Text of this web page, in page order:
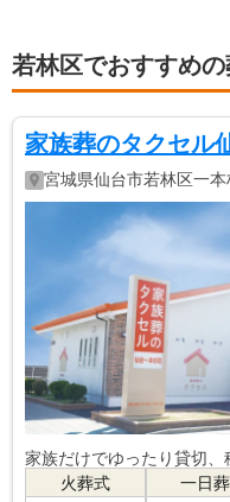
若林区でおすすめ
家族葬のタクセル
宮城県仙台市若林区一
家族だけでゆったり貸切、
火葬式
一日葬